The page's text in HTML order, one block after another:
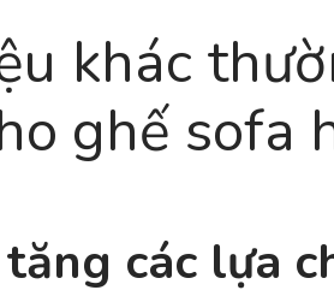
khác
ghế sofa
các lựa